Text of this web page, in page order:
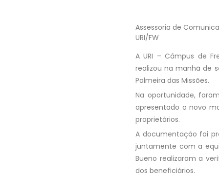
Assessoria de
URI/FW
A URI – Câmpus de
realizou na manhã de
Palmeira das Missões.
Na oportunidade,
apresentado o novo
proprietários.
A documentação foi
juntamente com a
Bueno realizaram a
dos beneficiários.